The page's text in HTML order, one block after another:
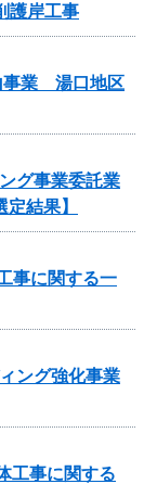
護岸工事
事業 湯口地区
グ事業委託業
結果】
事に関する一
ング強化事業
工事に関する